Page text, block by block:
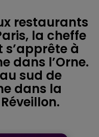
restaurants
la cheffe
à
dans l’Orne.
sud de
dans la